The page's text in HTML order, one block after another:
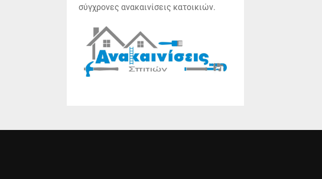
σύγχρονες ανακαινίσεις κατοικιών.